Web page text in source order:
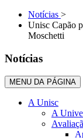
Notícias >
Unisc Capão
Moschetti
Notícias
MENU DA PÁGINA
A Unisc
A